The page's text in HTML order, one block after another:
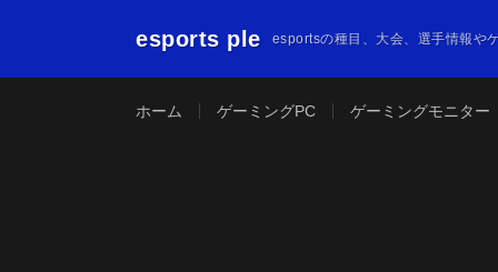
esports ple esportsの種目、大会、選手情報や
ホーム ゲーミングPC ゲーミングモニター